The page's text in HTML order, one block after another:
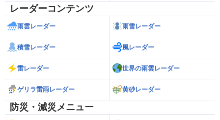
レーダーコンテンツ
雨雲レーダー 雨雪レーダー
積雪レーダー 風レーダー
雷レーダー 世界の雨雲レーダー
ゲリラ雷雨レーダー 黄砂レーダー
防災・減災メニュー